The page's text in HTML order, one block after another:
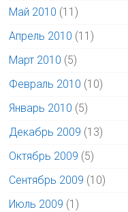
Май 2010 (11)
Апрель 2010 (11)
Март 2010 (5)
Февраль 2010 (10)
Январь 2010 (5)
Декабрь 2009 (13)
Октябрь 2009 (5)
Сентябрь 2009 (10)
Июль 2009 (1)